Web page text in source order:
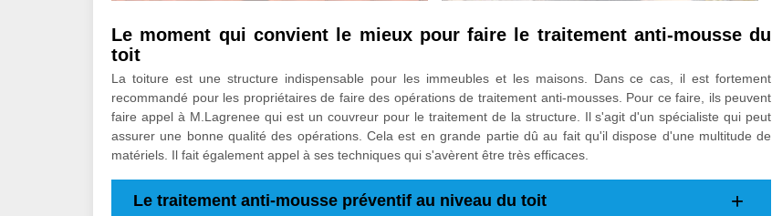
Le moment qui convient le mieux pour faire le traitement anti-mousse du
toit
La toiture est une structure indispensable pour les immeubles et les maisons. Dans ce cas, il est fortement
recommandé pour les propriétaires de faire des opérations de traitement anti-mousses. Pour ce faire, ils peuvent
faire appel à M.Lagrenee qui est un couvreur pour le traitement de la structure. Il s'agit d'un spécialiste qui peut
assurer une bonne qualité des opérations. Cela est en grande partie dû au fait qu'il dispose d'une multitude de
matériels. Il fait également appel à ses techniques qui s'avèrent être très efficaces.
Le traitement anti-mousse préventif au niveau du toit